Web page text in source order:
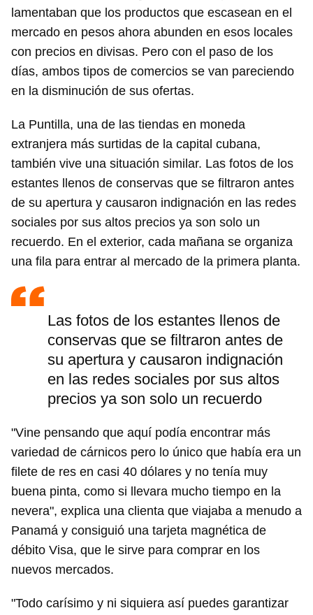
Guardar como favorito
Para poder guardar como favorito, primero has de
iniciar sesión con tu cuenta de 14ymedio.
INICIAR SESIÓN CANCELAR
lamentaban que los productos que escasean en el
mercado en pesos ahora abunden en esos locales
con precios en divisas. Pero con el paso de los
días, ambos tipos de comercios se van pareciendo
en la disminución de sus ofertas.
La Puntilla, una de las tiendas en moneda
extranjera más surtidas de la capital cubana,
también vive una situación similar. Las fotos de los
estantes llenos de conservas que se filtraron antes
de su apertura y causaron indignación en las redes
sociales por sus altos precios ya son solo un
recuerdo. En el exterior, cada mañana se organiza
una fila para entrar al mercado de la primera planta.
Las fotos de los estantes llenos de
conservas que se filtraron antes de
su apertura y causaron indignación
en las redes sociales por sus altos
precios ya son solo un recuerdo
"Vine pensando que aquí podía encontrar más
variedad de cárnicos pero lo único que había era un
filete de res en casi 40 dólares y no tenía muy
buena pinta, como si llevara mucho tiempo en la
nevera", explica una clienta que viajaba a menudo a
Panamá y consiguió una tarjeta magnética de
débito Visa, que le sirve para comprar en los
nuevos mercados.
"Todo carísimo y ni siquiera así puedes garantizar